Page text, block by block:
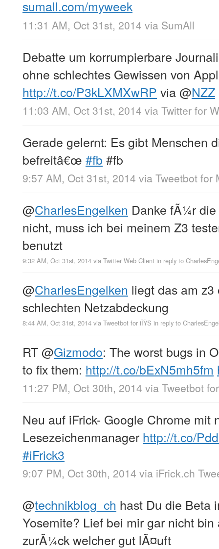
sumall.com/myweek
11:31 AM, Oct 31st, 2014 via SumAll
Debatte um korrumpierbare
ohne schlechtes Gewissen von
http://t.co/P3kLXMXwRP via@NZZ
11:03 AM, Oct 31st, 2014 via Twitter for
Gerade gelernt: Es gibt Menschen
befreitâ€œ #fb #fb
9:57 AM, Oct 31st, 2014 via Tweetbot for
@CharlesEngelken Danke fÃ¼r
nicht, muss ich bei meinem Z3
benutzt
9:32 AM, Oct 31st, 2014 via Twitter Web Client in reply to
@CharlesEngelken liegt das am
schlechten Netzabdeckung
8:44 AM, Oct 31st, 2014 via Tweetbot for iÎŸS in reply to
RT@Gizmodo: The worst bugs in
to fix them: http://t.co/bExN5mh5fm
11:27 PM, Oct 30th, 2014 via Tweetbot
Neu auf iFrick- Google Chrome mit
Lesezeichenmanager http://t.co/
#iFrick3
9:07 PM, Oct 30th, 2014 via iFrick.ch
@technikblog_ch hast Du die Beta
Yosemite? Lief bei mir gar nicht
zurÃ¼ck welcher gut lÃ¤uft